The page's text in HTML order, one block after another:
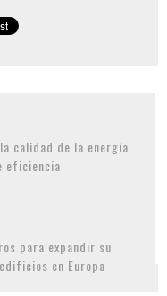
calidad de la energía
eficiencia
para expandir su
en Europa